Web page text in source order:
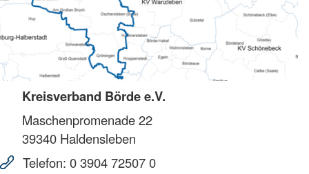
Kreisverband Börde e.V.
Maschenpromenade 22
39340 Haldensleben
Telefon: 0 3904 72507 0